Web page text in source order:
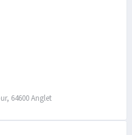
64600 Anglet